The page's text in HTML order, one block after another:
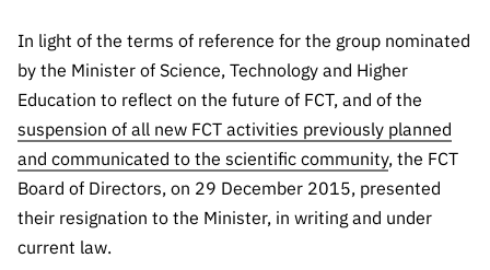
I&D
Instituiçõ
es de I&D
Infraestru
turas
Outros
Apoios
Concursos FCT 2026
Projetos
I&D
Instituiçõ
es I&D
Infraestru
turas
Prémios
Conhecimento
Arquivo, Documentação
e Informação
Acesso a dados
Notas de Imprensa
Newsletter
Agenda
Publicações
RÁPIDOS
Media e
Identidade
de Marca
Subscrever
Newsletter
Sobre
SobreA FCT
Transparência
Estudos e Planeamento
LINKS
RÁPIDOS
A FCT em
Números
In light of the terms of reference for the group nominated
by the Minister of Science, Technology and Higher
Education to reflect on the future of FCT, and of the
suspension of all new FCT activities previously planned
and communicated to the scientific community, the FCT
Board of Directors, on 29 December 2015, presented
their resignation to the Minister, in writing and under
current law.